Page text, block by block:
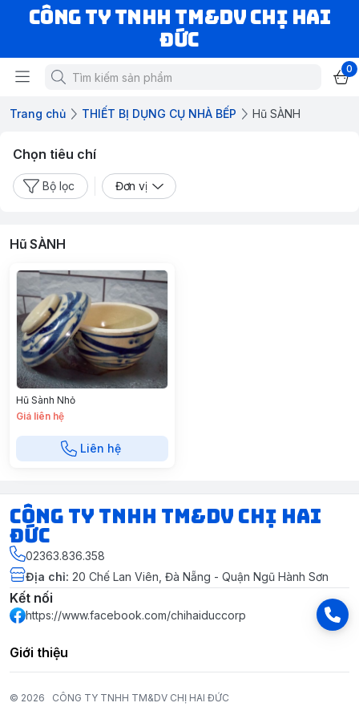
CÔNG TY TNHH TM&DV CHỊ HAI
ĐỨC
0
Trang chủ THIẾT BỊ DỤNG CỤ NHÀ BẾP Hũ SÀNH
Chọn tiêu chí
Bộ lọc Đơn vị
Hũ SÀNH
Hũ Sành Nhỏ
Giá liên hệ
Liên hệ
CÔNG TY TNHH TM&DV CHỊ HAI
ĐỨC
02363.836.358
Địa chỉ: 20 Chế Lan Viên, Đà Nẵng - Quận Ngũ Hành Sơn
Kết nối
https://www.facebook.com/chihaiduccorp
Giới thiệu
© 2026 CÔNG TY TNHH TM&DV CHỊ HAI ĐỨC